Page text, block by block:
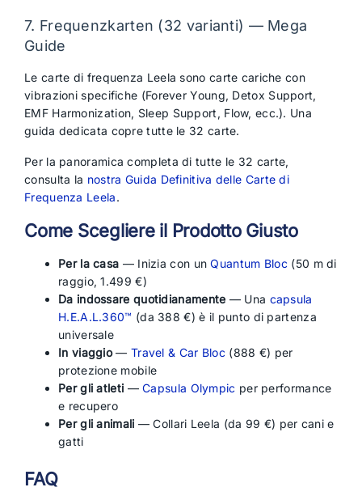
7. Frequenzkarten (32 varianti) — Mega
Guide
Le carte di frequenza Leela sono carte cariche con
vibrazioni specifiche (Forever Young, Detox Support,
EMF Harmonization, Sleep Support, Flow, ecc.). Una
guida dedicata copre tutte le 32 carte.
Per la panoramica completa di tutte le 32 carte,
consulta la nostra Guida Definitiva delle Carte di
Frequenza Leela.
Come Scegliere il Prodotto Giusto
Per la casa — Inizia con unQuantum Bloc (50 m di
raggio, 1.499 €)
Da indossare quotidianamente — Una capsula
H.E.A.L.360™ (da 388 €) è il punto di partenza
universale
In viaggio— Travel & Car Bloc (888 €) per
protezione mobile
Per gli atleti —Capsula Olympic per performance
e recupero
Per gli animali — Collari Leela (da 99 €) per cani e
gatti
FAQ